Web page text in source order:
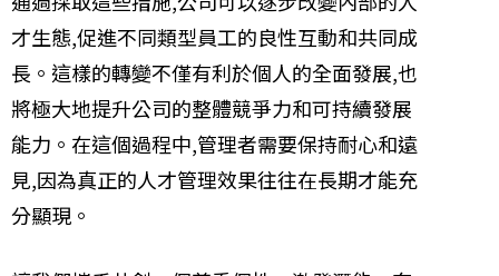
才生態,促進不同類型員工的良性互動和共同成
長。這樣的轉變不僅有利於個人的全面發展,也
將極大地提升公司的整體競爭力和可持續發展
能力。在這個過程中,管理者需要保持耐心和遠
見,因為真正的人才管理效果往往在長期才能充
分顯現。